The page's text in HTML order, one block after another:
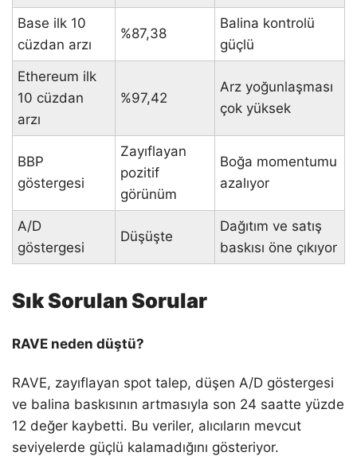
Base ilk 10
cüzdan arzı
%87,38
Balina kontrolü
güçlü
Ethereum ilk
10 cüzdan
arzı
%97,42
Arz yoğunlaşması
çok yüksek
BBP
göstergesi
Zayıflayan
pozitif
görünüm
Boğa momentumu
azalıyor
A/D
göstergesi
Düşüşte
Dağıtım ve satış
baskısı öne çıkıyor
Sık Sorulan Sorular
RAVE neden düştü?
RAVE, zayıflayan spot talep, düşen A/D göstergesi
ve balina baskısının artmasıyla son 24 saatte yüzde
12 değer kaybetti. Bu veriler, alıcıların mevcut
seviyelerde güçlü kalamadığını gösteriyor.